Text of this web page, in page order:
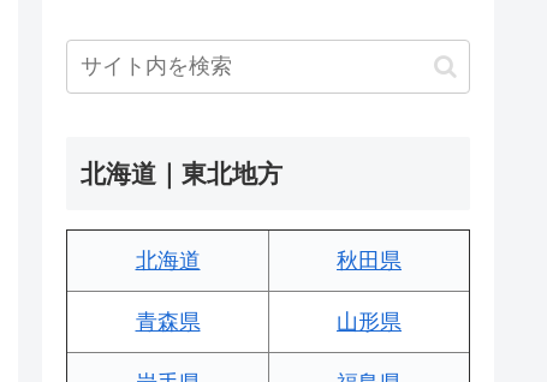
北海道｜東北地方
北海道 秋田県
青森県 山形県